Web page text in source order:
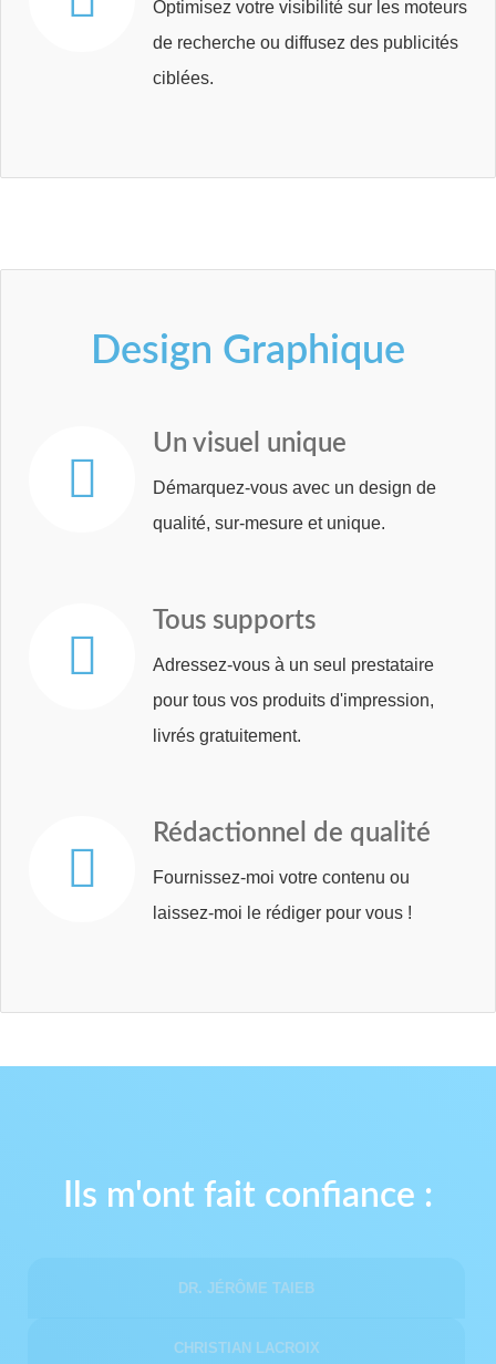
Optimisez votre visibilité sur les moteurs
de recherche ou diffusez des publicités
ciblées.
Design Graphique
Un visuel unique
Démarquez-vous avec un design de
qualité, sur-mesure et unique.
Tous supports
Adressez-vous à un seul prestataire
pour tous vos produits d'impression,
livrés gratuitement.
Rédactionnel de qualité
Fournissez-moi votre contenu ou
laissez-moi le rédiger pour vous !
Ils m'ont fait confiance :
DR. JÉRÔME TAIEB
CHRISTIAN LACROIX